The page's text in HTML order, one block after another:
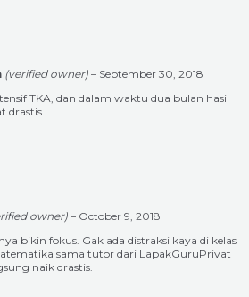
(verified owner) – September 30, 2018
TKA, dan dalam waktu dua bulan hasil
drastis.
owner)– October 9, 2018
bikin fokus. Gak ada distraksi kaya di kelas
sama tutor dari LapakGuruPrivat
naik drastis.